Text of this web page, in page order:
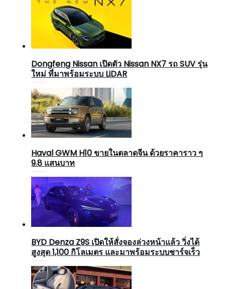
Dongfeng Nissan เปิดตัว Nissan NX7 รถ SUV รุ่น
ใหม่ ที่มาพร้อมระบบ LiDAR
Haval GWM H10 ขายในตลาดจีน ด้วยราคาราว ๆ
9.8 แสนบาท
BYD Denza Z9S เปิดให้สั่งจองล่วงหน้าแล้ว วิ่งได้
สูงสุด 1,100 กิโลเมตร และมาพร้อมระบบชาร์จเร็ว